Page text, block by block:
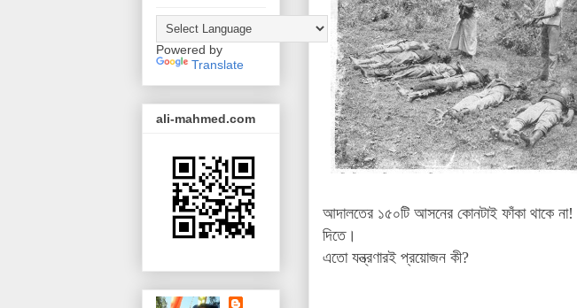
আদালতের ১৫০টি আসনের কোনটাই ফাঁকা থাকে না!
দিতে।
এতো যন্ত্রণারই প্রয়োজন কী?
Powered by
Translate
ali-mahmed.com